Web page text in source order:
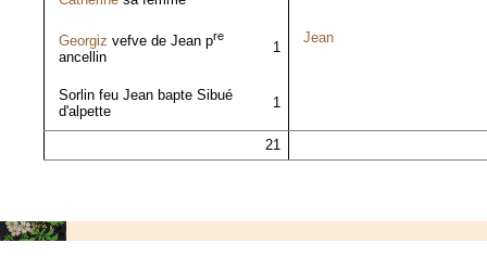
Georgiz vefve de Jean pre
ancellin
1
Jean
Sorlin feu Jean bapte Sibué
d'alpette
1
21